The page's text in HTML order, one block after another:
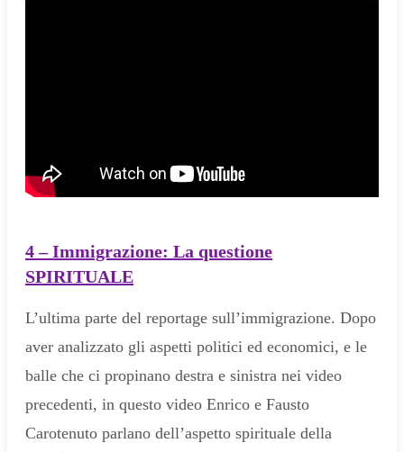
4 – Immigrazione: La questione
SPIRITUALE
L’ultima parte del reportage sull’immigrazione. Dopo
aver analizzato gli aspetti politici ed economici, e le
balle che ci propinano destra e sinistra nei video
precedenti, in questo video Enrico e Fausto
Carotenuto parlano dell’aspetto spirituale della